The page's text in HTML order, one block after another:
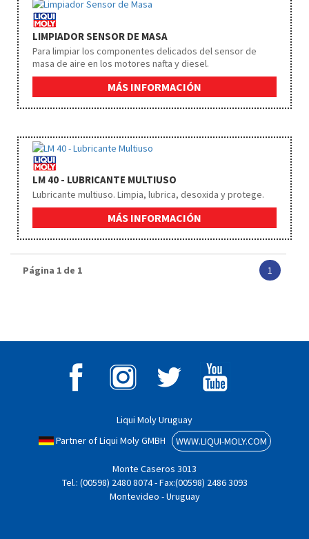
LIMPIADOR SENSOR DE MASA
Para limpiar los componentes delicados del sensor de
masa de aire en los motores nafta y diesel.
MÁS INFORMACIÓN
LM 40 - LUBRICANTE MULTIUSO
Lubricante multiuso. Limpia, lubrica, desoxida y protege.
MÁS INFORMACIÓN
Página 1 de 1 1
Liqui Moly Uruguay
Partner of Liqui Moly GMBH
WWW.LIQUI-MOLY.COM
Monte Caseros 3013
Tel.: (00598) 2480 8074 - Fax:(00598) 2486 3093
Montevideo - Uruguay